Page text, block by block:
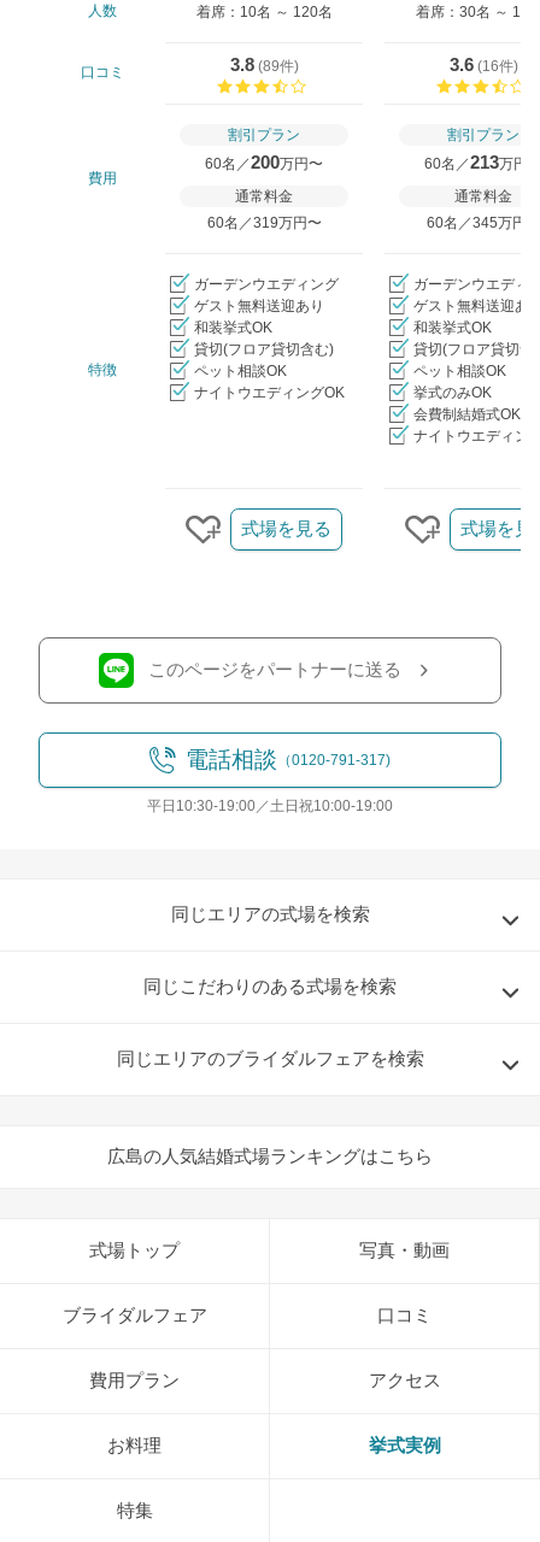
人数 着席：10名 ～ 120名 着席：30名 ～ 180
口コミ 3.8(89件)
3.6(16件)
費用
割引プラン
60名／200万円〜
通常料金
60名／319万円〜
割引プラン
60名／213万円
通常料金
60名／345万円〜
特徴
ガーデンウエディング
ゲスト無料送迎あり
和装挙式OK
貸切(フロア貸切含む)
ペット相談OK
ナイトウエディングOK
ガーデンウエディ
ゲスト無料送迎あ
和装挙式OK
貸切(フロア貸切含
ペット相談OK
挙式のみOK
会費制結婚式OK
ナイトウエディン
クリップする
式場を見る
クリップす
式場を見
このページをパートナーに送る
電話相談 （0120-791-317)
平日10:30-19:00／土日祝10:00-19:00
同じエリアの式場を検索
同じこだわりのある式場を検索
同じエリアのブライダルフェアを検索
広島の人気結婚式場ランキングはこちら
式場トップ 写真・動画
ブライダルフェア 口コミ
費用プラン アクセス
お料理 挙式実例
特集